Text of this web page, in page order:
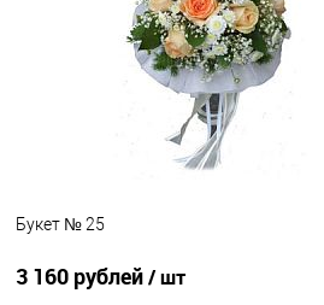
Букет № 25
3 160 рублей/ шт